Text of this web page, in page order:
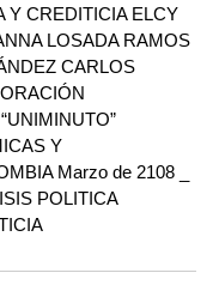
Y CREDITICIA ELCY
LOSADA RAMOS
CARLOS
Y
Marzo de 2108 _
POLITICA